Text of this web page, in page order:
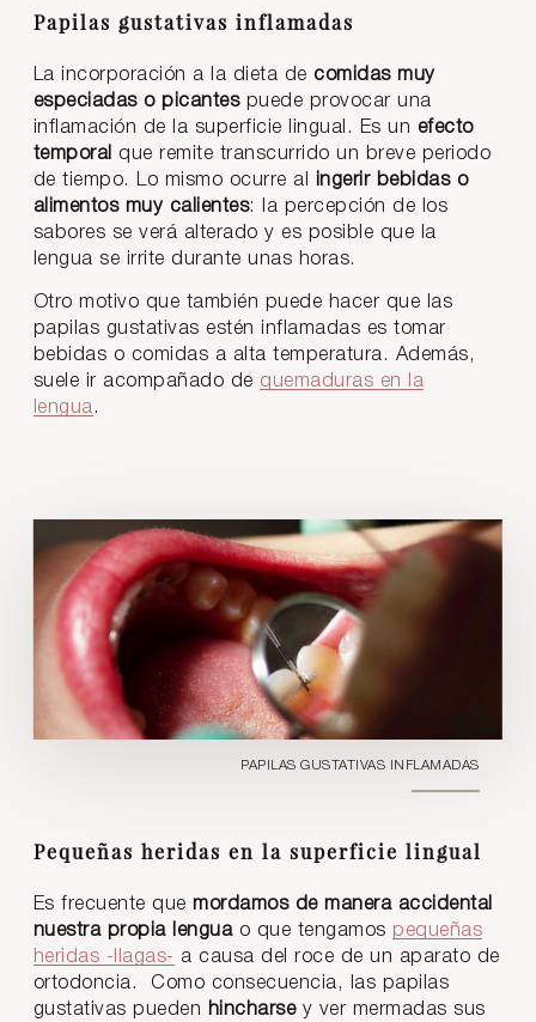
Papilas gustativas inflamadas
La incorporación a la dieta de comidas muy
especiadas o picantespuede provocar una
inflamación de la superficie lingual. Es un efecto
temporal que remite transcurrido un breve periodo
de tiempo. Lo mismo ocurre al ingerir bebidas o
alimentos muy calientes: la percepción de los
sabores se verá alterado y es posible que la
lengua se irrite durante unas horas.
Otro motivo que también puede hacer que las
papilas gustativas estén inflamadas es tomar
bebidas o comidas a alta temperatura. Además,
suele ir acompañado de quemaduras en la
lengua.
PAPILAS GUSTATIVAS INFLAMADAS
Pequeñas heridas en la superficie lingual
Es frecuente que mordamos de manera accidental
nuestra propia lenguao que tengamos pequeñas
heridas -llagas- a causa del roce de un aparato de
ortodoncia. Como consecuencia, las papilas
gustativas pueden hincharse y ver mermadas sus